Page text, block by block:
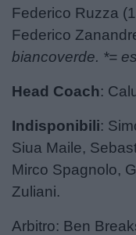
Federico Ruzza
Federico
biancoverde. *=
Head Coach:
Indisponibili:
Siua Maile,
Mirco Spagnolo,
Zuliani.​
Arbitro: Ben